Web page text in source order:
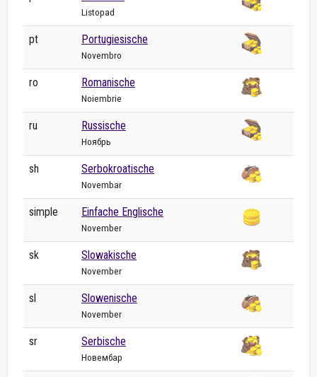
Listopad
pt Portugiesische
Novembro
ro Romanische
Noiembrie
ru Russische
Ноябрь
sh Serbokroatische
Novembar
simple Einfache Englische
November
sk Slowakische
November
sl Slowenische
November
sr Serbische
Новембар